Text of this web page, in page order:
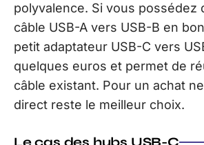
polyvalence. Si vous possédez
câble USB-A vers USB-B en
petit adaptateur USB-C vers
quelques euros et permet de
câble existant. Pour un achat
direct reste le meilleur choix.